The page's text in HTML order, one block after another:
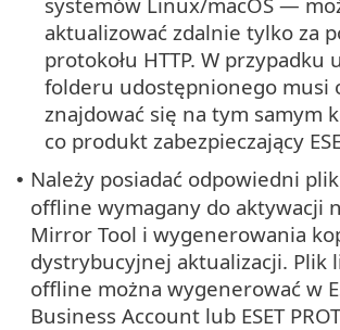
aktualizować zdalnie tylko za
protokołu HTTP. W przypadku
folderu udostępnionego musi
znajdować się na tym samym
co produkt zabezpieczający
• Należy posiadać odpowiedni
offline wymagany do aktywacji
Mirror Tool i wygenerowania
dystrybucyjnej aktualizacji. Plik
offline można wygenerować w
Business Account lub ESET